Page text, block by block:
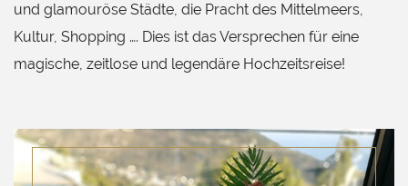
und glamouröse Städte, die Pracht des Mittelmeers,
Kultur, Shopping …. Dies ist das Versprechen für eine
magische, zeitlose und legendäre Hochzeitsreise!